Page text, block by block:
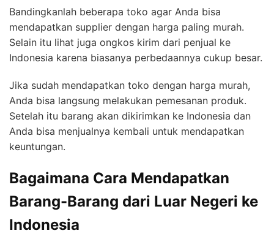
Bandingkanlah beberapa toko agar Anda bisa
mendapatkan supplier dengan harga paling murah.
Selain itu lihat juga ongkos kirim dari penjual ke
Indonesia karena biasanya perbedaannya cukup besar.
Jika sudah mendapatkan toko dengan harga murah,
Anda bisa langsung melakukan pemesanan produk.
Setelah itu barang akan dikirimkan ke Indonesia dan
Anda bisa menjualnya kembali untuk mendapatkan
keuntungan.
Bagaimana Cara Mendapatkan
Barang-Barang dari Luar Negeri ke
Indonesia